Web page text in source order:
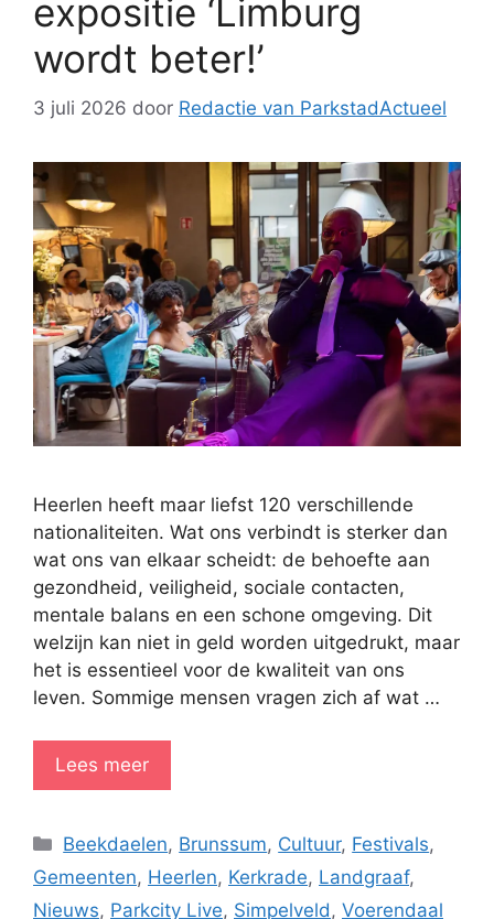
expositie ‘Limburg
wordt beter!’
3 juli 2026 door Redactie van ParkstadActueel
Heerlen heeft maar liefst 120 verschillende
nationaliteiten. Wat ons verbindt is sterker dan
wat ons van elkaar scheidt: de behoefte aan
gezondheid, veiligheid, sociale contacten,
mentale balans en een schone omgeving. Dit
welzijn kan niet in geld worden uitgedrukt, maar
het is essentieel voor de kwaliteit van ons
leven. Sommige mensen vragen zich af wat …
Lees meer
Categorieën
Beekdaelen, Brunssum, Cultuur, Festivals,
Gemeenten, Heerlen, Kerkrade, Landgraaf,
Nieuws, Parkcity Live, Simpelveld , Voerendaal